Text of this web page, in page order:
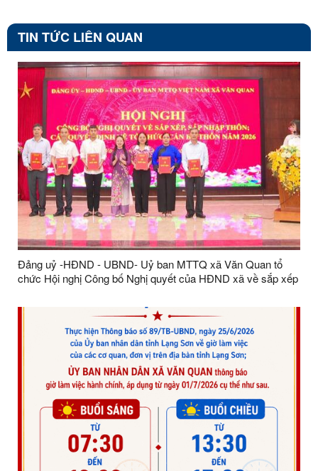
TIN TỨC LIÊN QUAN
Đảng uỷ -HĐND - UBND- Uỷ ban MTTQ xã Văn Quan tổ
chức Hội nghị Công bố Nghị quyết của HĐND xã về sắp xếp
năm 2026.